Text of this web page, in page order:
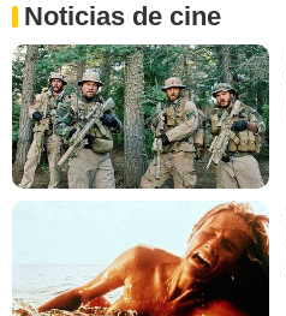
Noticias de cine